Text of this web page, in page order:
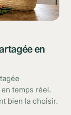
en
temps réel.
bien la choisir.